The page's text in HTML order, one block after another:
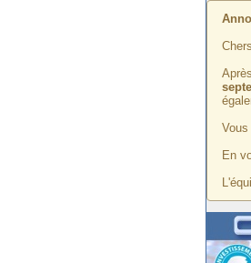
En